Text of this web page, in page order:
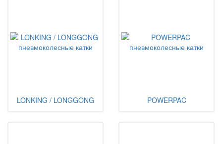
LONKING / LONGGONG POWERPAC